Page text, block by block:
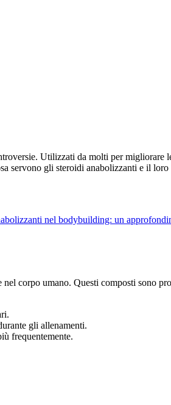
Utilizzati da molti per migliorare
servono gli steroidi anabolizzanti e il
nel bodybuilding: un
corpo umano. Questi composti sono
gli allenamenti.
frequentemente.